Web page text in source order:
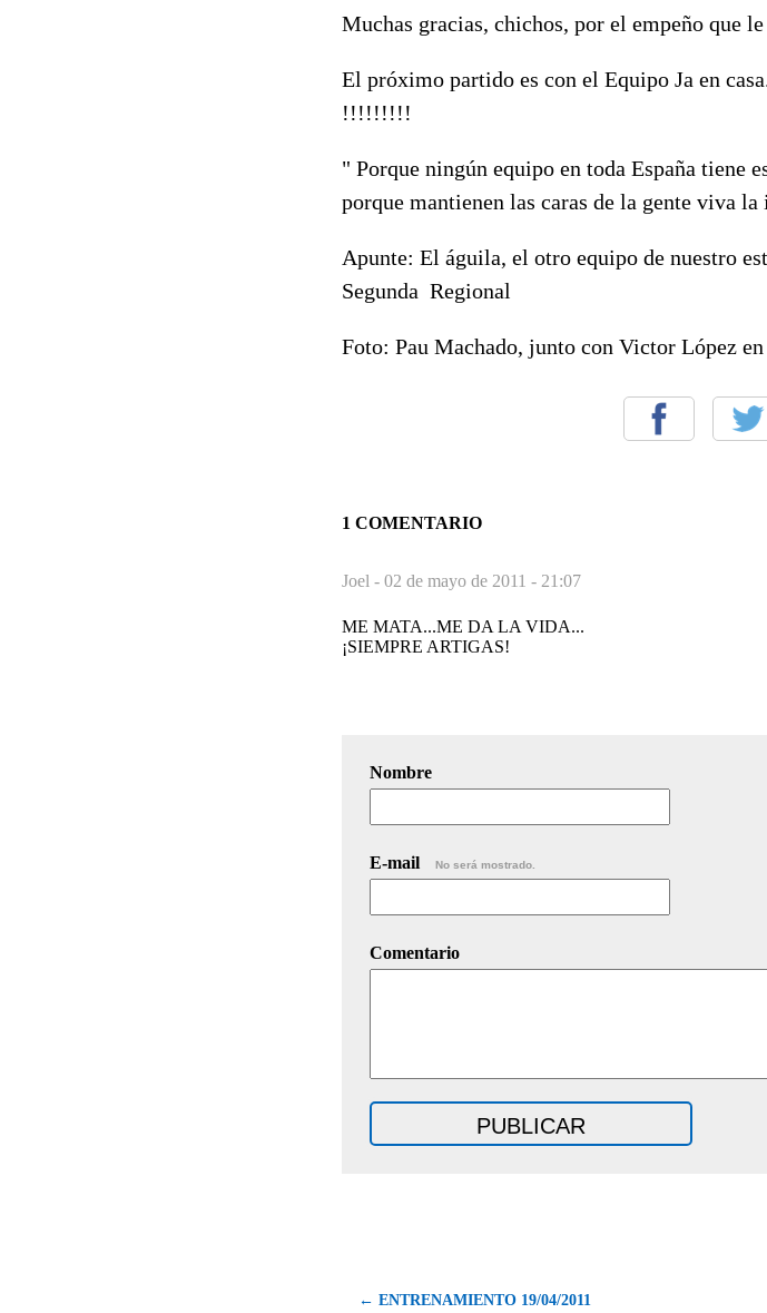
Muchas gracias, chichos, por el empeño que le
El próximo partido es con el Equipo Ja en
!!!!!!!!!
" Porque ningún equipo en toda España tiene
porque mantienen las caras de la gente viva
Apunte: El águila, el otro equipo de nuestro
Segunda Regional
Foto: Pau Machado, junto con Victor López
1 COMENTARIO
Joel - 02 de mayo de 2011 - 21:07
ME MATA...ME DA LA VIDA...
¡SIEMPRE ARTIGAS!
Nombre
E-mail No será mostrado.
Comentario
← ENTRENAMIENTO 19/04/2011